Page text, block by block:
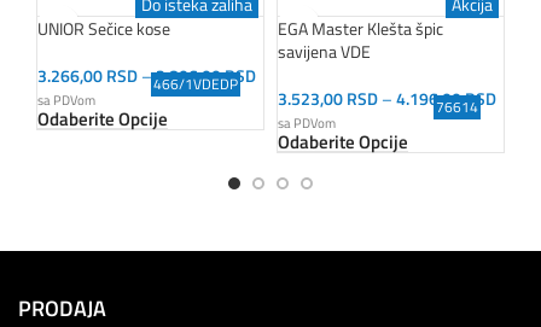
UNIOR Sečice kose
3.266,00RSD–3.806,00RSD
sa PDVom
Odaberite Opcije
466/1VDEDP
EGA Master Klešta špic
savijena VDE
3.523,00RSD–4.196,00RSD
sa PDVom
Odaberite Opcije
76614
PRODAJA